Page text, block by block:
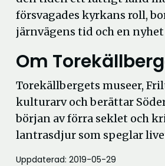
försvagades kyrkans roll,
järnvägens tid och en
Om
Torekällbergets museer,
kulturarv och berättar
början av förra seklet och
lantrasdjur som speglar
Uppdaterad: 2019-05-29